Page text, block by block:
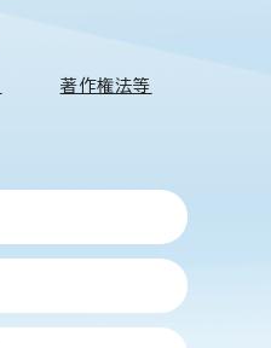
著作権法等